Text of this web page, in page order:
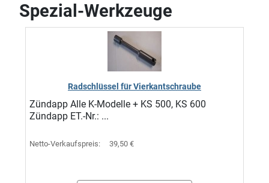
Spezial-Werkzeuge
Radschlüssel für Vierkantschraube
Zündapp Alle K-Modelle + KS 500, KS 600
Zündapp ET.-Nr.: ...
Netto-Verkaufspreis: 39,50 €